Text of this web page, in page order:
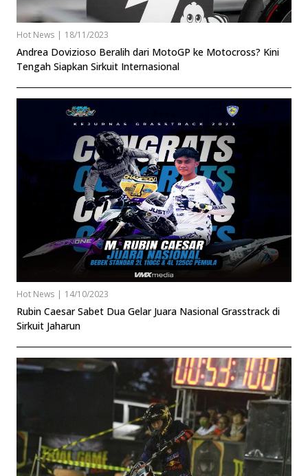
Hot News | 18/11/2023
Andrea Dovizioso Beralih dari MotoGP ke Motocross? Kini
Tengah Siapkan Sirkuit Internasional
Hot News | 14/10/2023
Rubin Caesar Sabet Dua Gelar Juara Nasional Grasstrack di
Sirkuit Jaharun